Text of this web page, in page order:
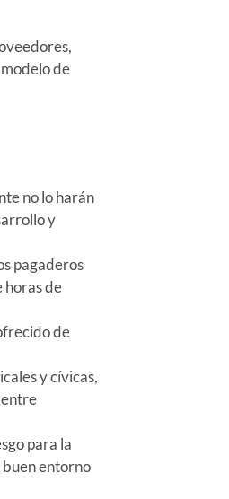
de
no lo harán
y
pagaderos
horas de
de
y cívicas,
para la
buen entorno